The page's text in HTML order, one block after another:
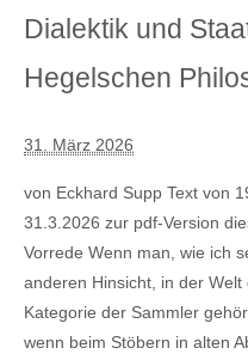
Dialektik und
Hegelschen
31. März 2026
von Eckhard Supp Text von
31.3.2026 zur pdf-Version
Vorrede Wenn man, wie ich
anderen Hinsicht, in der
Kategorie der Sammler
wenn beim Stöbern in alten